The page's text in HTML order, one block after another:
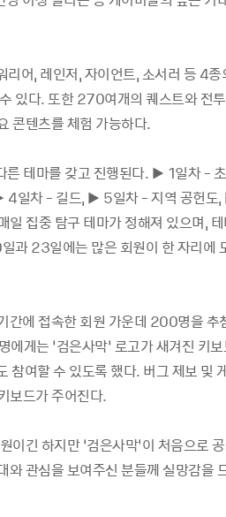
어, 레인저, 자이언트, 소서러 등 4종
있다. 또한 270여개의 퀘스트와 전
콘텐츠를 체험 가능하다.
른 테마를 갖고 진행된다. ▶ 1일차 -
일차 - 길드, ▶ 5일차 - 지역 공헌
중 탐구 테마가 정해져 있으며, 테
과 23일에는 많은 회원이 한 자리에
에 접속한 회원 가운데 200명을 추
게는 ‘검은사막’ 로고가 새겨진 키
여할 수 있도록 했다. 버그 제보 및
보드가 주어진다.
이긴 하지만 ‘검은사막’이 처음으로
와 관심을 보여주신 분들께 실망감을